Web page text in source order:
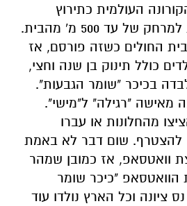
העולמית כתירוץ
והגביל את ההפגנות למרחק של עד 500 מ' מהבית.
החולים כשזה פורסם, אז
כולל תינוק בן שנה וחצי,
בכיכר "שומר הגבעות".
מאישה "רגילה" ל"מישי".
מהחלונות או עברו
להצטרף. שום דבר לא באמת
וואטסאפ, אז כמובן שמהר
"כיכר שומר
ציונה וכל הארץ נולדו עוד